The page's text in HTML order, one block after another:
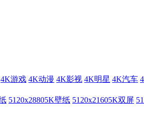
4K游戏 4K动漫 4K影视 4K明星 4K汽车
5120x28805K壁纸 5120x21605K双屏